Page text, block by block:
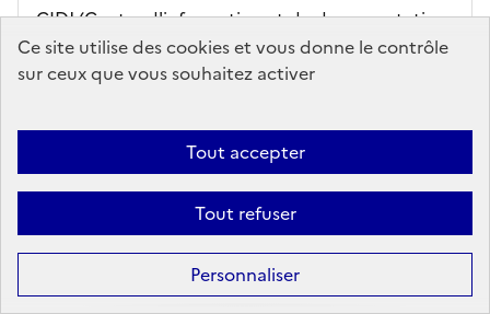
Ce site utilise des cookies et vous donne le contrôle
sur ceux que vous souhaitez activer
Tout accepter
Tout refuser
Personnaliser
CIDJ (Centre d'information et de documentation
jeunesse),Editeur
En savoir plus...
Accès en ligne
Ajouter au panier
Précédente
1 2 3 Suivante